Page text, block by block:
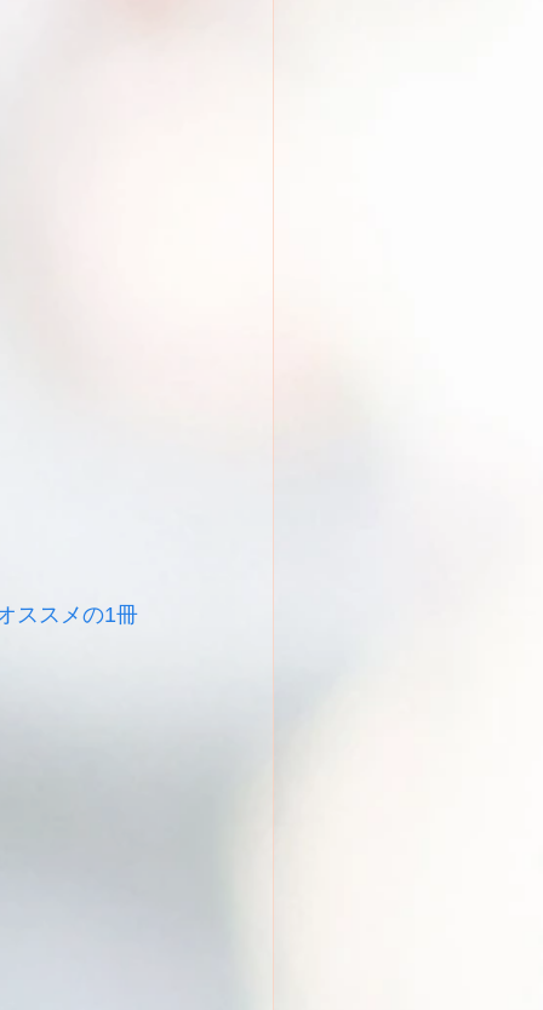
ススメの1冊